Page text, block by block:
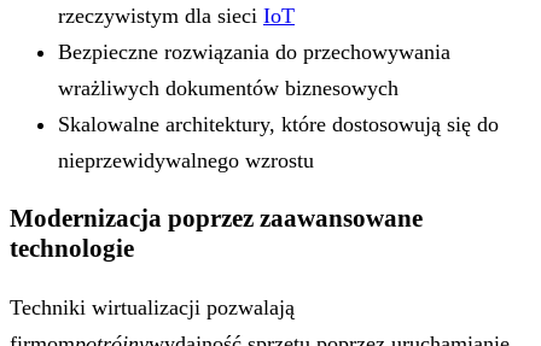
rzeczywistym dla sieci IoT
Bezpieczne rozwiązania do przechowywania
wrażliwych dokumentów biznesowych
Skalowalne architektury, które dostosowują się do
nieprzewidywalnego wzrostu
Modernizacja poprzez zaawansowane
technologie
Techniki wirtualizacji pozwalają